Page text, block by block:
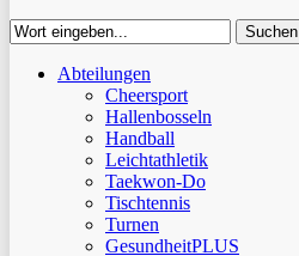
Suchen
SuchenAbteilungen
Cheersport
Hallenbosseln
Handball
Leichtathletik
Taekwon-Do
Tischtennis
Turnen
GesundheitPLUS